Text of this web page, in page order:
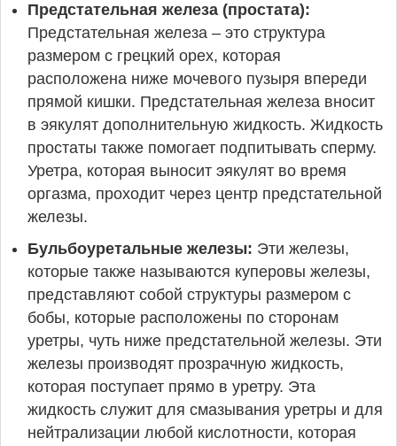
Предстательная железа (простата):
Предстательная железа – это структура
размером с грецкий орех, которая
расположена ниже мочевого пузыря впереди
прямой кишки. Предстательная железа вносит
в эякулят дополнительную жидкость. Жидкость
простаты также помогает подпитывать сперму.
Уретра, которая выносит эякулят во время
оргазма, проходит через центр предстательной
железы.
Бульбоуретальные железы: Эти железы,
которые также называются куперовы железы,
представляют собой структуры размером с
бобы, которые расположены по сторонам
уретры, чуть ниже предстательной железы. Эти
железы производят прозрачную жидкость,
которая поступает прямо в уретру. Эта
жидкость служит для смазывания уретры и для
нейтрализации любой кислотности, которая